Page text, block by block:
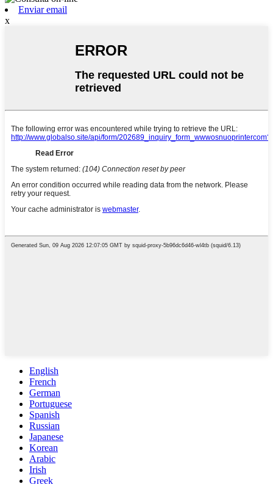
Enviar email
x
English
French
German
Portuguese
Spanish
Russian
Japanese
Korean
Arabic
Irish
Greek